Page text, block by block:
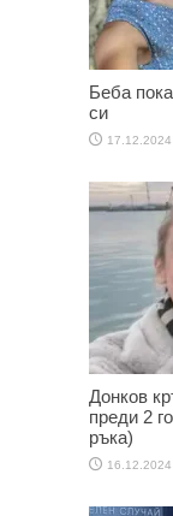
Беба
си
17.12.2024
Донков
преди 2
ръка)
16.12.2024